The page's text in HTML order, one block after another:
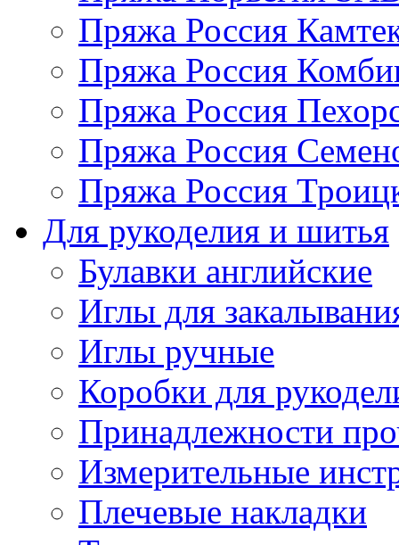
Пряжа Россия
Пряжа Россия
Пряжа Россия
Пряжа Россия
Пряжа Россия
Для рукоделия и шитья
Булавки английские
Иглы для
Иглы ручные
Коробки для
Принадлежности
Измерительные
Плечевые накладки